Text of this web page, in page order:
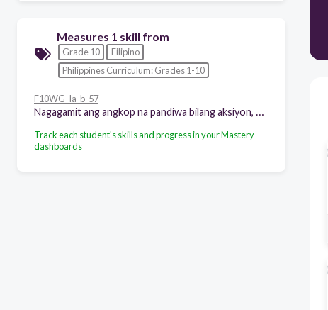
Measures 1 skill from
Grade 10
Filipino
Philippines Curriculum: Grades 1-10
F10WG-Ia-b-57
Track each student's skills and progress in your Mastery
dashboards